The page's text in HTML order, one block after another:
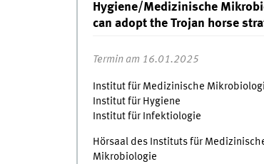
Hygiene/Medizinische
can adopt the Trojan horse
Termin am 16.01.2025
Institut für Medizinische
Institut für Hygiene
Institut für Infektiologie
Hörsaal des Instituts für
Mikrobiologie